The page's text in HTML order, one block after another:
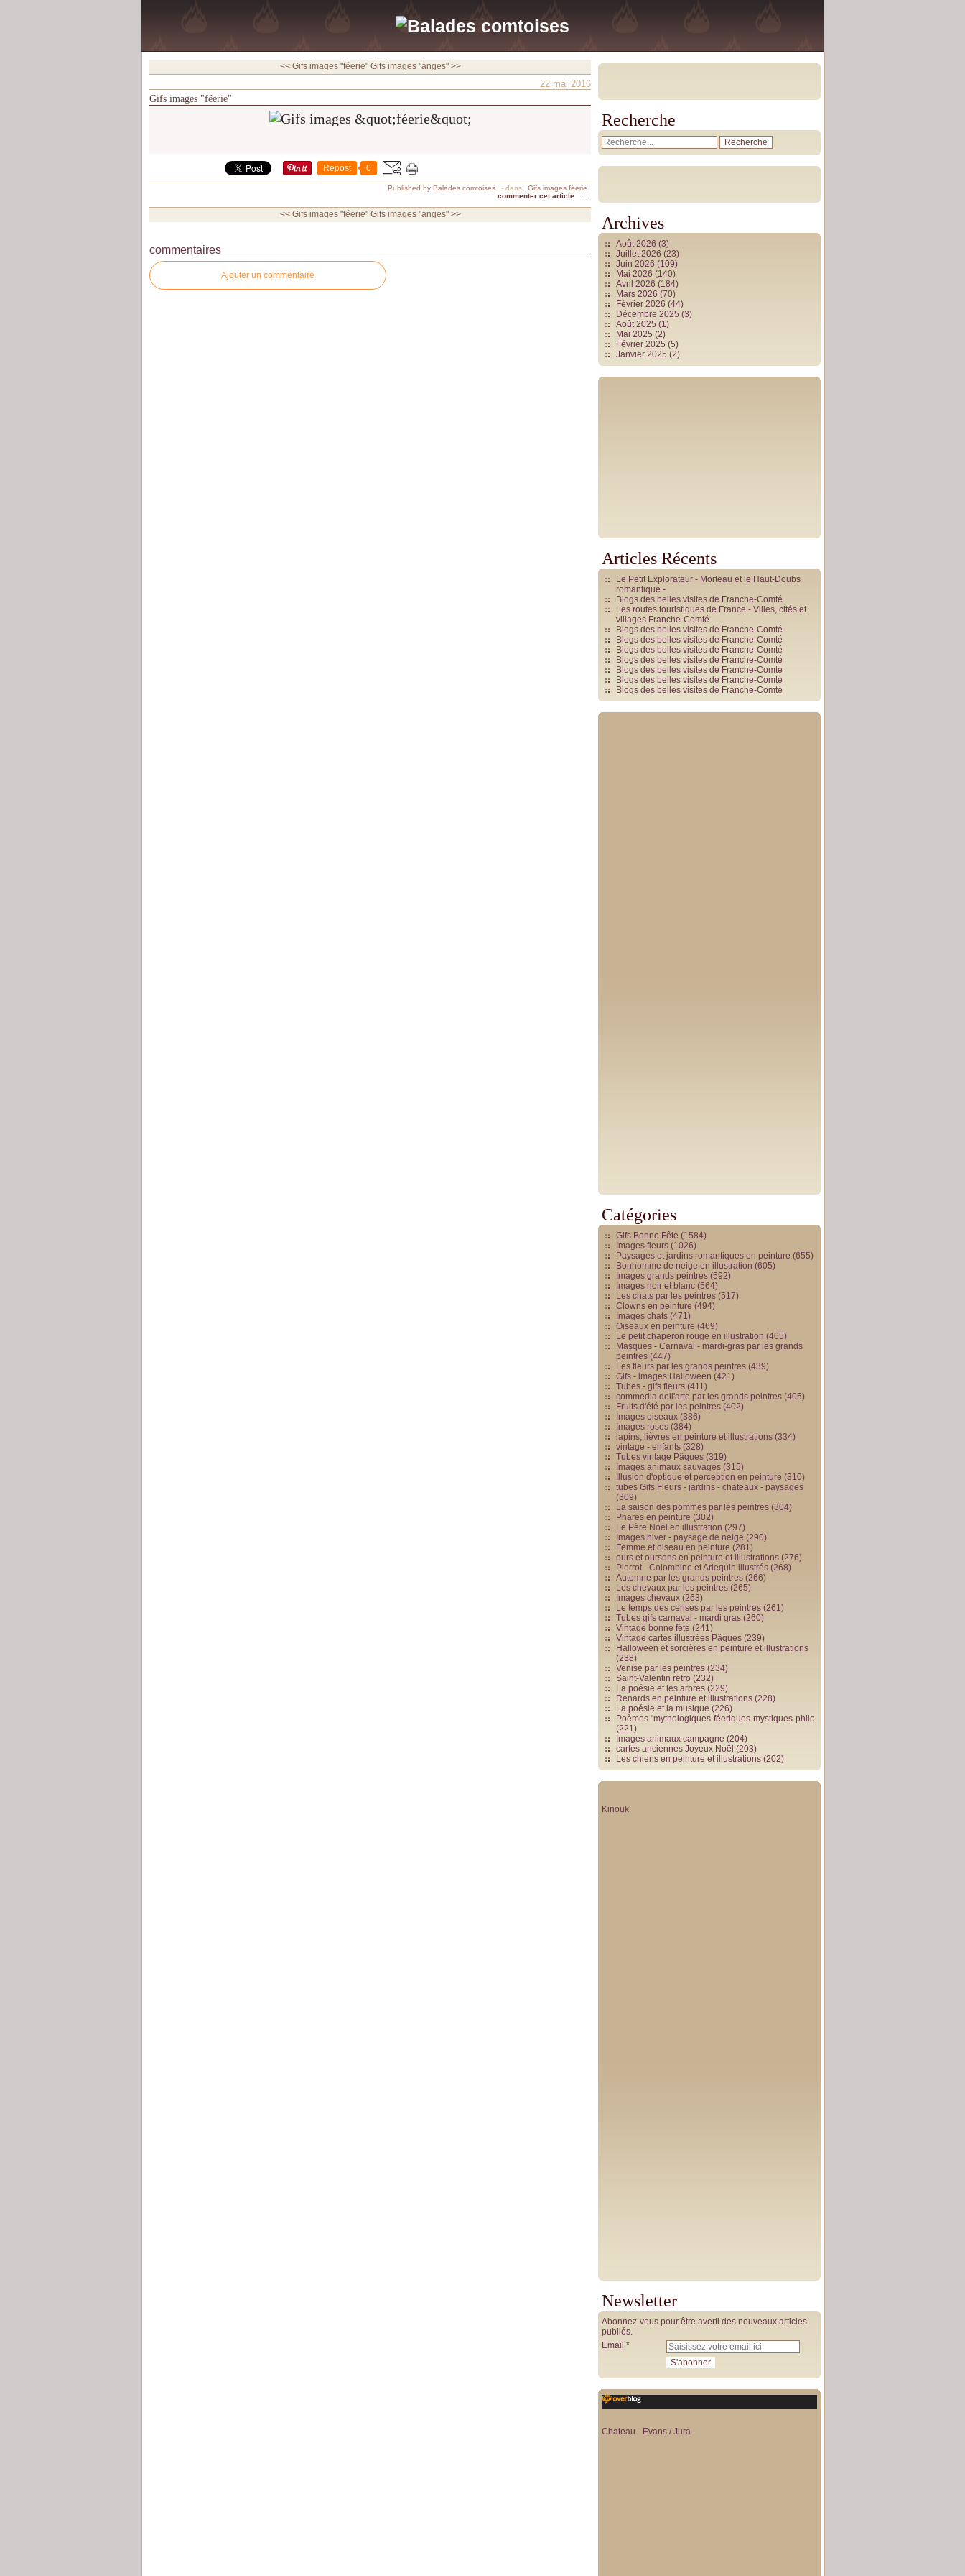
<< Gifs images "féerie" Gifs images "anges" >>
22 mai 2016
Gifs images "féerie"
Repost 0
Published by Balades comtoises - dans
Gifs images féerie
commenter cet article
<< Gifs images "féerie" Gifs images "anges" >>
commentaires
Ajouter un commentaire
Recherche
Archives
Août 2026 (3)
Juillet 2026 (23)
Juin 2026 (109)
Mai 2026 (140)
Avril 2026 (184)
Mars 2026 (70)
Février 2026 (44)
Décembre 2025 (3)
Août 2025 (1)
Mai 2025 (2)
Février 2025 (5)
Janvier 2025 (2)
Articles Récents
Le Petit Explorateur - Morteau et le Haut-Doubs
romantique -
Blogs des belles visites de Franche-Comté
Les routes touristiques de France - Villes, cités et
villages Franche-Comté
Blogs des belles visites de Franche-Comté
Blogs des belles visites de Franche-Comté
Blogs des belles visites de Franche-Comté
Blogs des belles visites de Franche-Comté
Blogs des belles visites de Franche-Comté
Blogs des belles visites de Franche-Comté
Blogs des belles visites de Franche-Comté
Catégories
Gifs Bonne Fête (1584)
Images fleurs (1026)
Paysages et jardins romantiques en peinture (655)
Bonhomme de neige en illustration (605)
Images grands peintres (592)
Images noir et blanc (564)
Les chats par les peintres (517)
Clowns en peinture (494)
Images chats (471)
Oiseaux en peinture (469)
Le petit chaperon rouge en illustration (465)
Masques - Carnaval - mardi-gras par les grands
peintres (447)
Les fleurs par les grands peintres (439)
Gifs - images Halloween (421)
Tubes - gifs fleurs (411)
commedia dell'arte par les grands peintres (405)
Fruits d'été par les peintres (402)
Images oiseaux (386)
Images roses (384)
lapins, lièvres en peinture et illustrations (334)
vintage - enfants (328)
Tubes vintage Pâques (319)
Images animaux sauvages (315)
Illusion d'optique et perception en peinture (310)
tubes Gifs Fleurs - jardins - chateaux - paysages
(309)
La saison des pommes par les peintres (304)
Phares en peinture (302)
Le Père Noël en illustration (297)
Images hiver - paysage de neige (290)
Femme et oiseau en peinture (281)
ours et oursons en peinture et illustrations (276)
Pierrot - Colombine et Arlequin illustrés (268)
Automne par les grands peintres (266)
Les chevaux par les peintres (265)
Images chevaux (263)
Le temps des cerises par les peintres (261)
Tubes gifs carnaval - mardi gras (260)
Vintage bonne fête (241)
Vintage cartes illustrées Pâques (239)
Halloween et sorcières en peinture et illustrations
(238)
Venise par les peintres (234)
Saint-Valentin retro (232)
La poésie et les arbres (229)
Renards en peinture et illustrations (228)
La poésie et la musique (226)
Poèmes "mythologiques-féeriques-mystiques-philo
(221)
Images animaux campagne (204)
cartes anciennes Joyeux Noël (203)
Les chiens en peinture et illustrations (202)
Kinouk
Newsletter
Abonnez-vous pour être averti des nouveaux articles
publiés.
Email
Chateau - Evans / Jura